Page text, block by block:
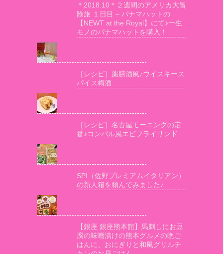
＊2018.10＊２週間のアメリカ大冒
険旅 １日目 – パナマハットの
【NEWT at the Royal】にて♪一生
モノのパナマハットを購入！
［レシピ］薬膳酒風♪ウイスキース
パイス梅酒
［レシピ］名古屋モーニングの定
番♪コンパル風エビフライサンド
SPI（佐野プレミアムイタリアン）
の新人箱を頼んでみました♪
【銀座 銀座熊本館】馬刺しにお豆
腐の味噌漬けの熊本グルメの晩ご
はんに、おにぎりと和風グリルチ